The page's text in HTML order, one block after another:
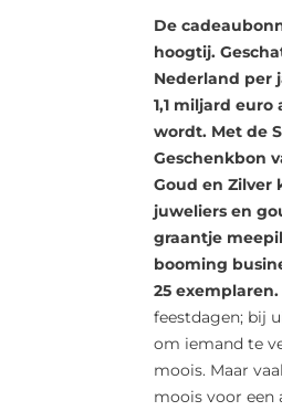
De
hoogtij.
Nederland per
1,1 miljard
wordt. Met de
Geschenkbon
Goud en Zilver
juweliers en
graantje
booming
25 exemplaren.
feestdagen; bij
om iemand te
moois. Maar
moois voor een